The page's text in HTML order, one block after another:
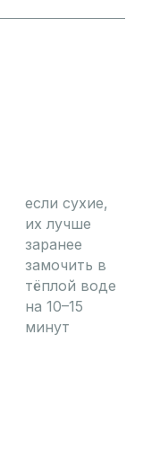
если сухие,
их лучше
заранее
замочить в
тёплой воде
на 10–15
минут